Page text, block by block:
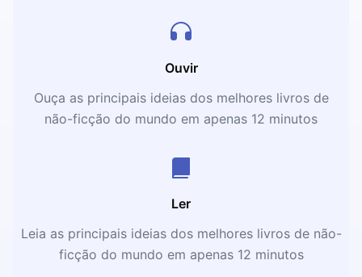
Ouvir
Ouça as principais ideias dos melhores livros de
não-ficção do mundo em apenas 12 minutos
Ler
Leia as principais ideias dos melhores livros de não-
ficção do mundo em apenas 12 minutos